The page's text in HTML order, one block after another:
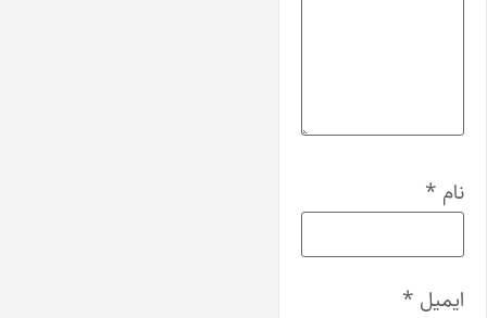
نام *
ایمیل *